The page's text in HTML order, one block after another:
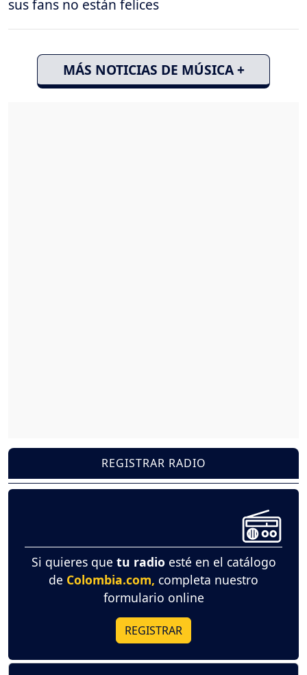
sus fans no están felices
MÁS NOTICIAS DE MÚSICA +
REGISTRAR RADIO
Si quieres que tu radio esté en el catálogo
de Colombia.com, completa nuestro
formulario online
REGISTRAR